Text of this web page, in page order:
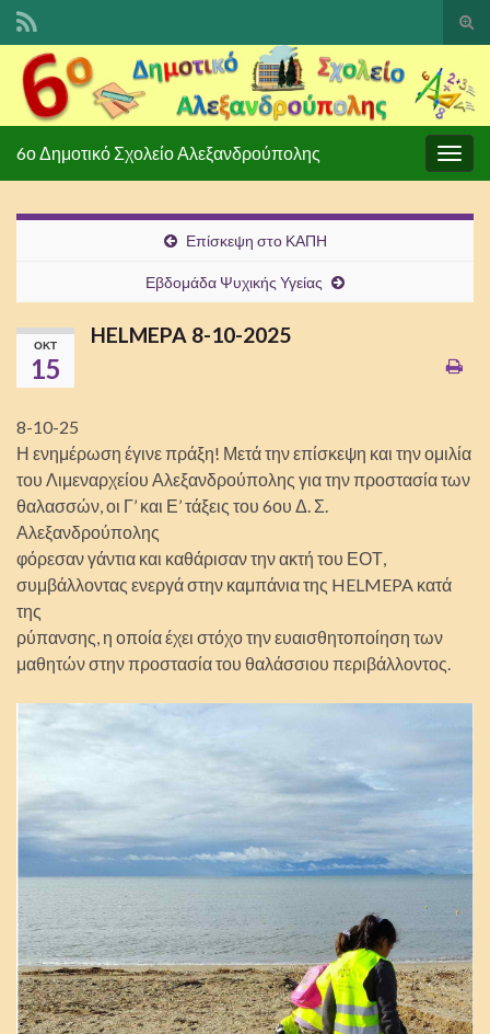
Search for:
6ο Δημοτικό Σχολείο Αλεξανδρούπολης
Επίσκεψη στο ΚΑΠΗ
Εβδομάδα Ψυχικής Υγείας
ΟΚΤ
15
HELMEPA 8-10-2025
8-10-25
Η ενημέρωση έγινε πράξη! Μετά την επίσκεψη και την ομιλία
του Λιμεναρχείου Αλεξανδρούπολης για την προστασία των
θαλασσών, οι Γ’ και Ε’ τάξεις του 6ου Δ. Σ.
Αλεξανδρούπολης
φόρεσαν γάντια και καθάρισαν την ακτή του ΕΟΤ,
συμβάλλοντας ενεργά στην καμπάνια της HELMEPA κατά
της
ρύπανσης, η οποία έχει στόχο την ευαισθητοποίηση των
μαθητών στην προστασία του θαλάσσιου περιβάλλοντος.